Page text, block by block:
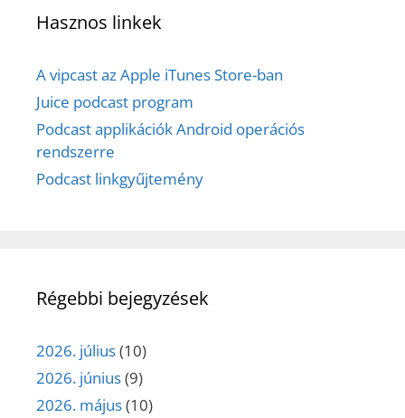
Hasznos linkek
A vipcast az Apple iTunes Store-ban
Juice podcast program
Podcast applikációk Android operációs
rendszerre
Podcast linkgyűjtemény
Régebbi bejegyzések
2026. július(10)
2026. június(9)
2026. május(10)